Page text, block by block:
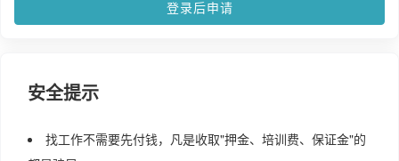
登录后申请
安全提示
找工作不需要先付钱，凡是收取"押金、培训费、保证金"的